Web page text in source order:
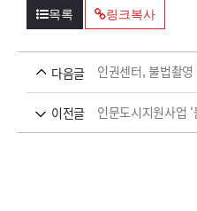
목록 링크복사
다음글 인권센터, 불법촬영 카
이전글 인문도시지원사업 ‘물듦